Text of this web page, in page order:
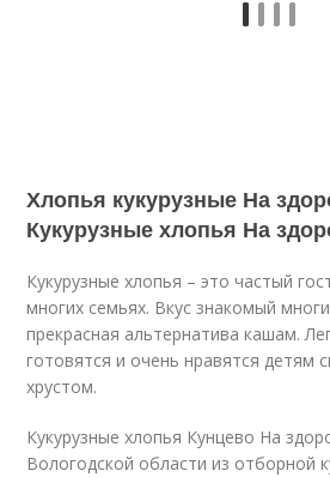
Хлопья кукурузные На
Кукурузные хлопья На
Кукурузные хлопья – это частый
многих семьях. Вкус знакомый
прекрасная альтернатива кашам.
готовятся и очень нравятся детям
хрустом.
Кукурузные хлопья Кунцево На
Вологодской области из отборной